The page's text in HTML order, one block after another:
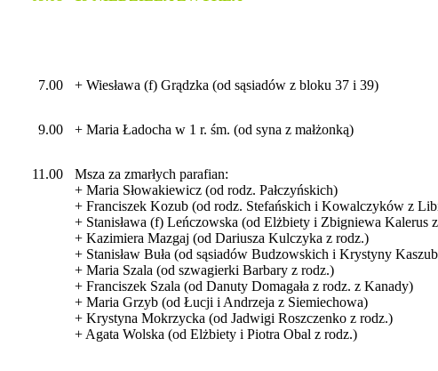
7.00 + Wiesława (f) Grądzka (od sąsiadów z bloku 37 i 39)
9.00 + Maria Ładocha w 1 r. śm. (od syna z małżonką)
11.00
Msza za zmarłych parafian:
+ Maria Słowakiewicz (od rodz. Pałczyńskich)
+ Franciszek Kozub (od rodz. Stefańskich i Kowalczyków z
+ Stanisława (f) Leńczowska (od Elżbiety i Zbigniewa Kalerus
+ Kazimiera Mazgaj (od Dariusza Kulczyka z rodz.)
+ Stanisław Buła (od sąsiadów Budzowskich i Krystyny
+ Maria Szala (od szwagierki Barbary z rodz.)
+ Franciszek Szala (od Danuty Domagała z rodz. z Kanady)
+ Maria Grzyb (od Łucji i Andrzeja z Siemiechowa)
+ Krystyna Mokrzycka (od Jadwigi Roszczenko z rodz.)
+ Agata Wolska (od Elżbiety i Piotra Obal z rodz.)